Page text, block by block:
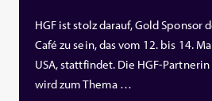
HGF ist stolz darauf, Gold Sponsor
Café zu sein, das vom 12. bis 14.
USA, stattfindet. Die HGF‑Partnerin
wird zum Thema …